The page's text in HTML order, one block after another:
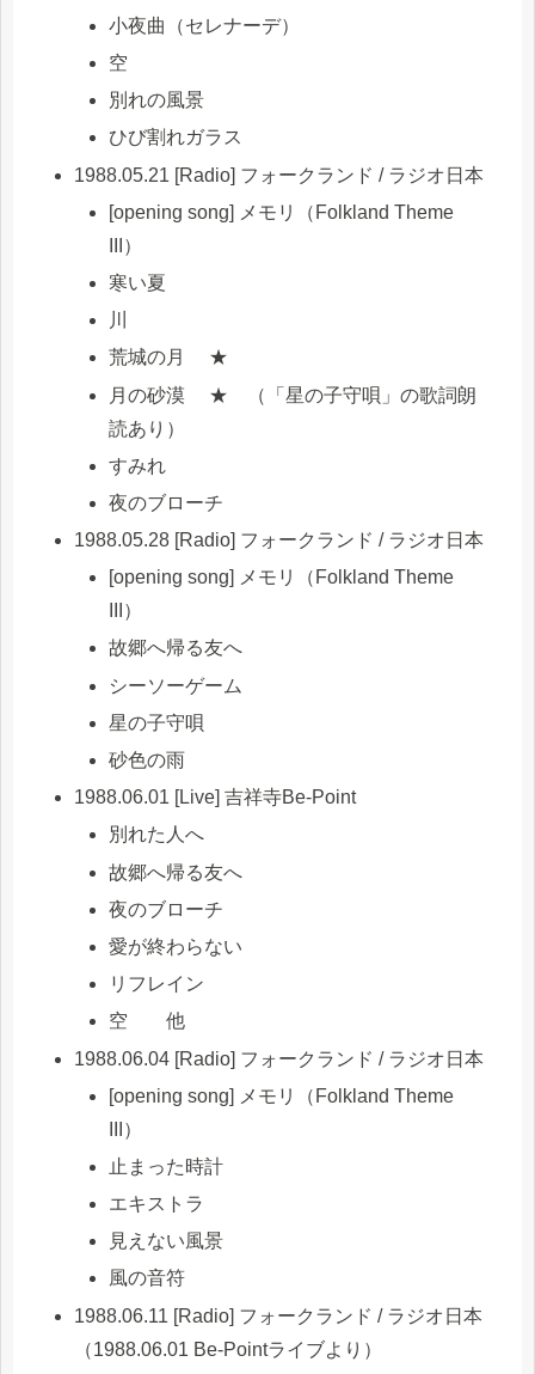
小夜曲（セレナーデ）
空
別れの風景
ひび割れガラス
1988.05.21 [Radio] フォークランド / ラジオ日本
[opening song] メモリ（Folkland Theme
III）
寒い夏
川
荒城の月 ★
月の砂漠 ★ （「星の子守唄」の歌詞朗
読あり）
すみれ
夜のブローチ
1988.05.28 [Radio] フォークランド / ラジオ日本
[opening song] メモリ（Folkland Theme
III）
故郷へ帰る友へ
シーソーゲーム
星の子守唄
砂色の雨
1988.06.01 [Live] 吉祥寺Be-Point
別れた人へ
故郷へ帰る友へ
夜のブローチ
愛が終わらない
リフレイン
空 他
1988.06.04 [Radio] フォークランド / ラジオ日本
[opening song] メモリ（Folkland Theme
III）
止まった時計
エキストラ
見えない風景
風の音符
1988.06.11 [Radio] フォークランド / ラジオ日本
（1988.06.01 Be-Pointライブより）